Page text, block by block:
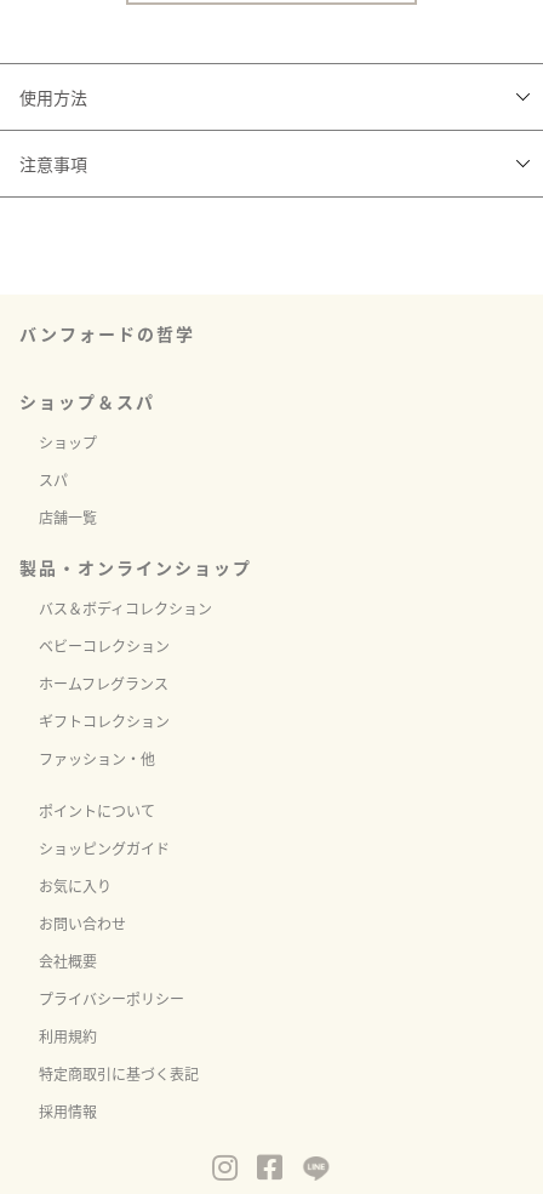
使用方法
空のガラスボトルに中⾝をこぼさないように⼊れ、付属のリードを挿してご
注意事項
・ガーデンディフューザーのギフト包装はモスリンバックのみの対応となり
バンフォードの哲学
ショップ＆スパ
ショップ
スパ
店舗一覧
製品・オンラインショップ
バス＆ボディコレクション
ベビーコレクション
ホームフレグランス
ギフトコレクション
ファッション・他
ポイントについて
ショッピングガイド
お気に入り
お問い合わせ
会社概要
プライバシーポリシー
利用規約
特定商取引に基づく表記
採用情報